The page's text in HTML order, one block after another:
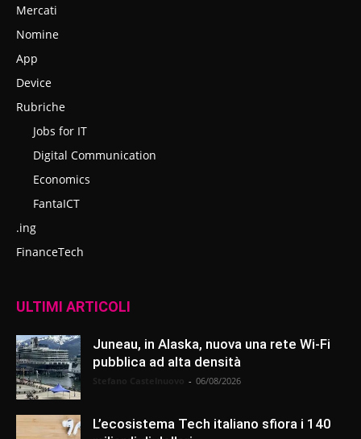
Mercati
Nomine
App
Device
Rubriche
Jobs for IT
Digital Communication
Economics
FantaICT
.ing
FinanceTech
ULTIMI ARTICOLI
Juneau, in Alaska, nuova una rete Wi-Fi
pubblica ad alta densità
- 06/08/2026
L’ecosistema Tech italiano sfiora i 140